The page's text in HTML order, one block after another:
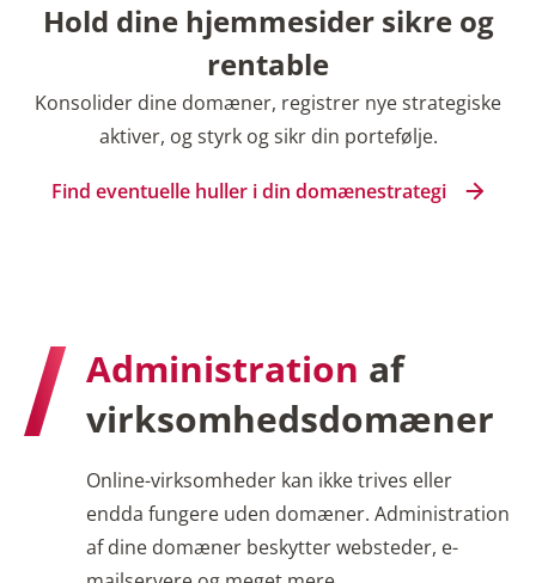
Hold dine hjemmesider sikre og
rentable
Konsolider dine domæner, registrer nye strategiske
aktiver, og styrk og sikr din portefølje.
Find eventuelle huller i din domænestrategi
Administration af
virksomhedsdomæner
Online-virksomheder kan ikke trives eller
endda fungere uden domæner. Administration
af dine domæner beskytter websteder, e-